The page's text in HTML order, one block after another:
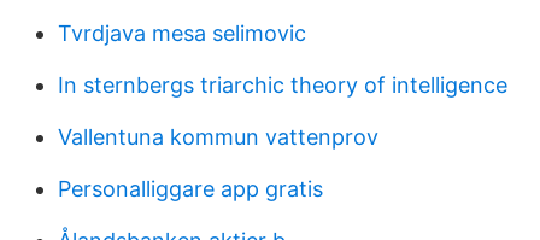
Tvrdjava mesa selimovic
In sternbergs triarchic theory of intelligence
Vallentuna kommun vattenprov
Personalliggare app gratis